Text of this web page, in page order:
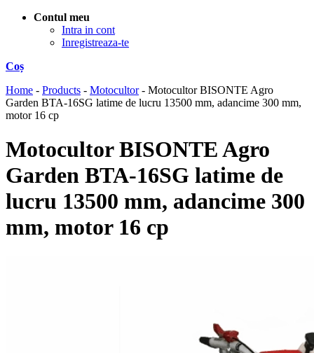
Contul meu
Intra in cont
Inregistreaza-te
Coș
Home - Products - Motocultor- Motocultor BISONTE Agro
Garden BTA-16SG latime de lucru 13500 mm, adancime 300 mm,
motor 16 cp
Motocultor BISONTE Agro
Garden BTA-16SG latime de
lucru 13500 mm, adancime 300
mm, motor 16 cp